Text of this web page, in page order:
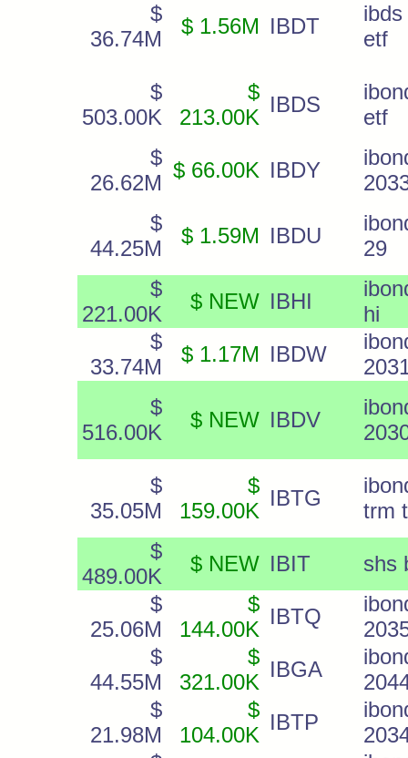
$
36.74M
$ 1.56M IBDT
etf
$
503.00K
$
213.00K
IBDS
etf
$
26.62M
$ 66.00K IBDY
$
44.25M
$ 1.59M IBDU
29
$
221.00K
$ NEW IBHI
hi
$
33.74M
$ 1.17M IBDW
$
516.00K
$ NEW IBDV
$
35.05M
$
159.00K
IBTG
trm
$
489.00K
$ NEW IBIT
shs
$
25.06M
$
144.00K
IBTQ
$
44.55M
$
321.00K
IBGA
$
21.98M
$
104.00K
IBTP